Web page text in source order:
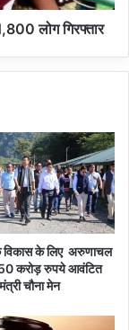
लोग गिरफ्तार
विकास के लिए अरुणाचल
करोड़ रुपये आवंटित
चौना मेन